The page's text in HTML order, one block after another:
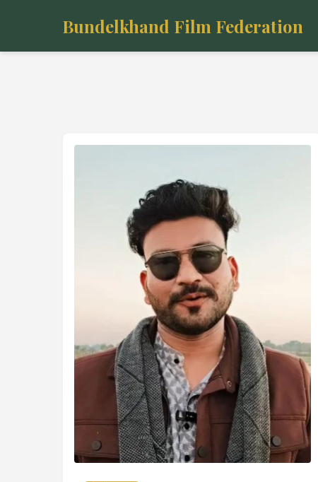
Bundelkhand Film Federation